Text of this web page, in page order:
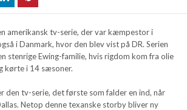
amerikansk tv-serie, der var kæmpestor i
i Danmark, hvor den blev vist på DR. Serien
stenrige Ewing-familie, hvis rigdom kom fra olie
kørte i 14 sæsoner.
den tv-serie, det første som falder en ind, når
Netop denne texanske storby bliver ny